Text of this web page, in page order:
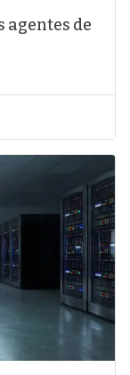
agentes de